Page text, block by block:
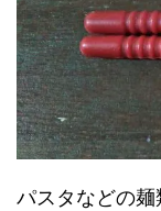
パスタなどの